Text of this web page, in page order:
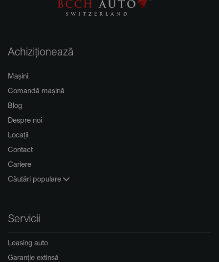
Achiziționează
Mașini
Comandă mașină
Blog
Despre noi
Locații
Contact
Cariere
Căutări populare
Servicii
Leasing auto
Garanție extinsă